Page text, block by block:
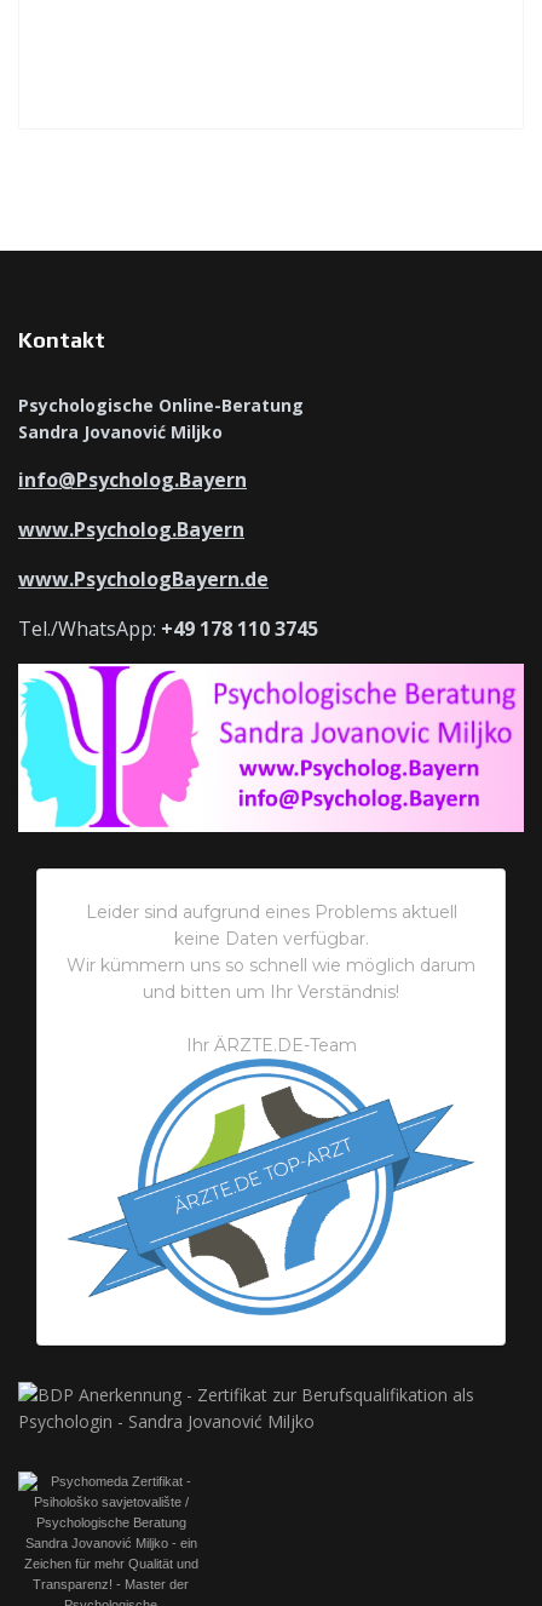
Kontakt
Psychologische Online-Beratung
Sandra Jovanović Miljko
info@Psycholog.Bayern
www.Psycholog.Bayern
www.PsychologBayern.de
Tel./WhatsApp: +49 178 110 3745
Leider sind aufgrund eines Problems aktuell
keine Daten verfügbar.
Wir kümmern uns so schnell wie möglich darum
und bitten um Ihr Verständnis!
Ihr ÄRZTE.DE-Team